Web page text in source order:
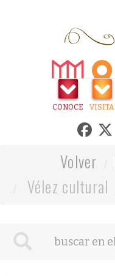
CONOCE VISITA
Volver
Vélez cultural